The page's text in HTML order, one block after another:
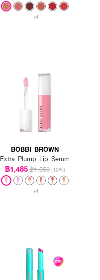
+4
BOBBI BROWN
Extra Plump Lip Serum
฿1,485฿1,650 (10%)
+4